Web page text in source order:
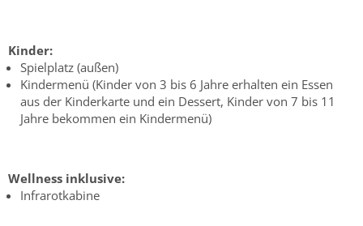
Kinder:
Spielplatz (außen)
Kindermenü (Kinder von 3 bis 6 Jahre erhalten ein Essen
aus der Kinderkarte und ein Dessert, Kinder von 7 bis 11
Jahre bekommen ein Kindermenü)
Wellness inklusive:
Infrarotkabine